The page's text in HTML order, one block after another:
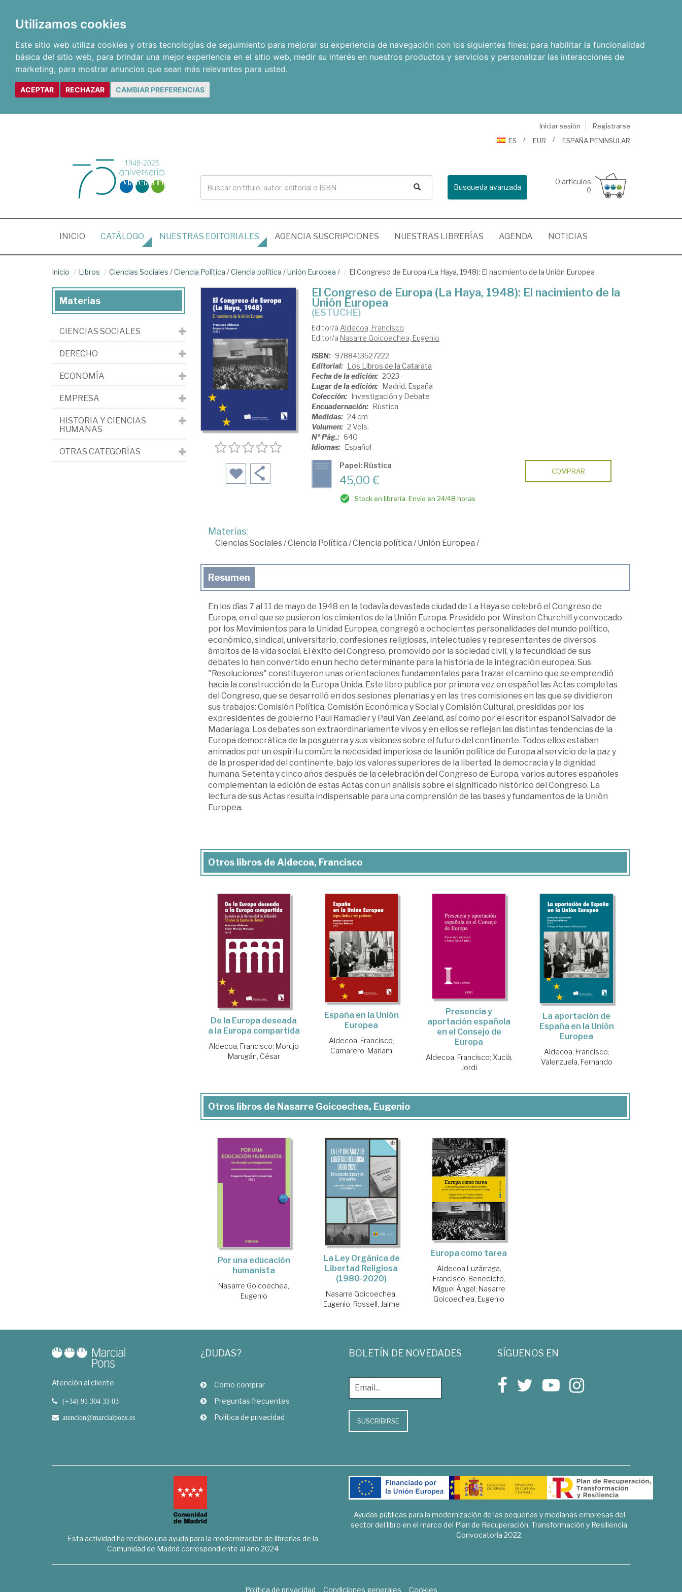
Utilizamos cookies
Este sitio web utiliza cookies y otras tecnologías de seguimiento para mejorar su experiencia de navegación con los siguientes fines: para habilitar la funcionalidad
básica del sitio web, para brindar una mejor experiencia en el sitio web, medir su interés en nuestros productos y servicios y personalizar las interacciones de
marketing, para mostrar anuncios que sean más relevantes para usted.
ACEPTAR RECHAZAR CAMBIAR PREFERENCIAS
Iniciar sesión
Registrarse
ES
EUR ESPAÑA PENINSULAR
Busqueda avanzada
0 artículos
0
INICIO (CURRENT)
CATÁLOGO NUESTRAS EDITORIALES AGENCIA SUSCRIPCIONES NUESTRAS LIBRERÍAS AGENDA NOTICIAS
Inicio Libros Ciencias Sociales /Ciencia Política /Ciencia política /Unión Europea / El Congreso de Europa (La Haya, 1948): El nacimiento de la Unión Europea
El Congreso de Europa (La Haya, 1948): El nacimiento de la
Unión Europea
(ESTUCHE)
Editor/a Aldecoa, Francisco
Editor/a Nasarre Goicoechea, Eugenio
ISBN: 9788413527222
Editorial: Los Libros de la Catarata
Fecha de la edición: 2023
Lugar de la edición: Madrid. España
Colección: Investigación y Debate
Encuadernación: Rústica
Medidas: 24 cm
Volumen: 2 Vols.
Nº Pág.: 640
Idiomas: Español
Papel: Rústica
45,00 €
Stock en librería. Envío en 24/48 horas
COMPRAR
Materias:
Ciencias Sociales/Ciencia Política /Ciencia política /Unión Europea /
Resumen
En los días 7 al 11 de mayo de 1948 en la todavía devastada ciudad de La Haya se celebró el Congreso de
Europa, en el que se pusieron los cimientos de la Unión Europa. Presidido por Winston Churchill y convocado
por los Movimientos para la Unidad Europea, congregó a ochocientas personalidades del mundo político,
económico, sindical, universitario, confesiones religiosas, intelectuales y representantes de diversos
ámbitos de la vida social. El éxito del Congreso, promovido por la sociedad civil, y la fecundidad de sus
debates lo han convertido en un hecho determinante para la historia de la integración europea. Sus
"Resoluciones" constituyeron unas orientaciones fundamentales para trazar el camino que se emprendió
hacia la construcción de la Europa Unida. Este libro publica por primera vez en español las Actas completas
del Congreso, que se desarrolló en dos sesiones plenarias y en las tres comisiones en las que se dividieron
sus trabajos: Comisión Política, Comisión Económica y Social y Comisión Cultural, presididas por los
expresidentes de gobierno Paul Ramadier y Paul Van Zeeland, así como por el escritor español Salvador de
Madariaga. Los debates son extraordinariamente vivos y en ellos se reflejan las distintas tendencias de la
Europa democrática de la posguerra y sus visiones sobre el futuro del continente. Todos ellos estaban
animados por un espíritu común: la necesidad imperiosa de la unión política de Europa al servicio de la paz y
de la prosperidad del continente, bajo los valores superiores de la libertad, la democracia y la dignidad
humana. Setenta y cinco años después de la celebración del Congreso de Europa, varios autores españoles
complementan la edición de estas Actas con un análisis sobre el significado histórico del Congreso. La
lectura de sus Actas resulta indispensable para una comprensión de las bases y fundamentos de la Unión
Europea.
Otros libros de Aldecoa, Francisco
De la Europa deseada
a la Europa compartida
Aldecoa, Francisco; Morujo
Marugán, César
España en la Unión
Europea
Aldecoa, Francisco;
Camarero, Mariam
Presencia y
aportación española
en el Consejo de
Europa
Aldecoa, Francisco; Xuclà,
Jordi
La aportación de
España en la Unión
Europea
Aldecoa, Francisco;
Valenzuela, Fernando
Otros libros de Nasarre Goicoechea, Eugenio
Por una educación
humanista
Nasarre Goicoechea,
Eugenio
La Ley Orgánica de
Libertad Religiosa
(1980-2020)
Nasarre Goicoechea,
Eugenio; Rossell, Jaime
Europa como tarea
Aldecoa Luzárraga,
Francisco; Benedicto,
Miguel Ángel; Nasarre
Goicoechea, Eugenio
Materias
CIENCIAS SOCIALES
DERECHO
ECONOMÍA
EMPRESA
HISTORIA Y CIENCIAS
HUMANAS
OTRAS CATEGORÍAS
Atención al cliente
(+34) 91 304 33 03
atencion@marcialpons.es
¿DUDAS?
Como comprar
Preguntas frecuentes
Política de privacidad
BOLETÍN DE NOVEDADES
SUSCRIBIRSE
SÍGUENOS EN
Esta actividad ha recibido una ayuda para la modernización de librerías de la
Comunidad de Madrid correspondiente al año 2024
Ayudas públicas para la modernización de las pequeñas y medianas empresas del
sector del libro en el marco del Plan de Recuperación, Transformación y Resiliencia.
Convocatoria 2022.
Política de privacidad Condiciones generales Cookies